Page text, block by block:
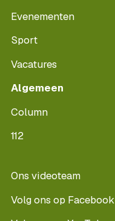
Evenementen
Sport
Vacatures
Algemeen
Column
112
Ons videoteam
Volg ons op Facebook